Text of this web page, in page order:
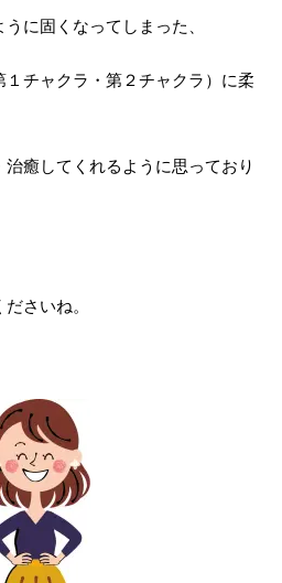
に固くなってしまった、
チャクラ・第２チャクラ）に柔
癒してくれるように思っており
さいね。